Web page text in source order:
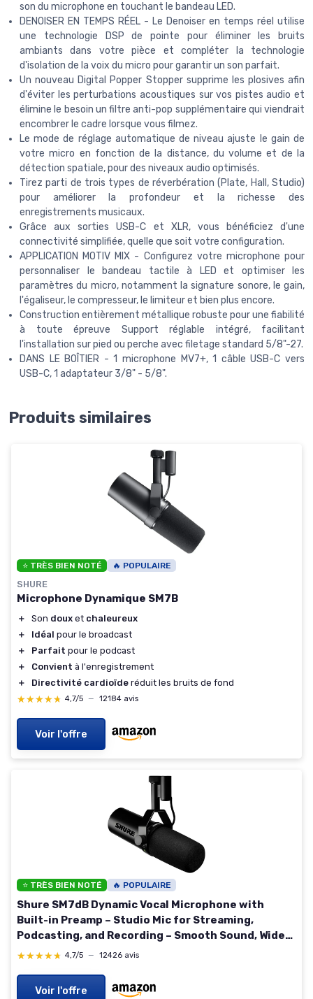
son du microphone en touchant le bandeau LED.
DENOISER EN TEMPS RÉEL - Le Denoiser en temps réel utilise
une technologie DSP de pointe pour éliminer les bruits
ambiants dans votre pièce et compléter la technologie
d'isolation de la voix du micro pour garantir un son parfait.
Un nouveau Digital Popper Stopper supprime les plosives afin
d'éviter les perturbations acoustiques sur vos pistes audio et
élimine le besoin un filtre anti-pop supplémentaire qui viendrait
encombrer le cadre lorsque vous filmez.
Le mode de réglage automatique de niveau ajuste le gain de
votre micro en fonction de la distance, du volume et de la
détection spatiale, pour des niveaux audio optimisés.
Tirez parti de trois types de réverbération (Plate, Hall, Studio)
pour améliorer la profondeur et la richesse des
enregistrements musicaux.
Grâce aux sorties USB-C et XLR, vous bénéficiez d'une
connectivité simplifiée, quelle que soit votre configuration.
APPLICATION MOTIV MIX - Configurez votre microphone pour
personnaliser le bandeau tactile à LED et optimiser les
paramètres du micro, notamment la signature sonore, le gain,
l'égaliseur, le compresseur, le limiteur et bien plus encore.
Construction entièrement métallique robuste pour une fiabilité
à toute épreuve Support réglable intégré, facilitant
l'installation sur pied ou perche avec filetage standard 5/8"-27.
DANS LE BOÎTIER - 1 microphone MV7+, 1 câble USB-C vers
USB-C, 1 adaptateur 3/8" - 5/8".
Produits similaires
⭐ TRÈS BIEN NOTÉ 🔥 POPULAIRE
SHURE
Microphone Dynamique SM7B
＋ Son doux et chaleureux
＋
Idéal pour le broadcast
＋
Parfait pour le podcast
＋
Convient à l'enregistrement
＋
Directivité cardioïde réduit les bruits de fond
★★★★★
★★★★★ 4,7/5 — 12184 avis
Voir l'offre
⭐ TRÈS BIEN NOTÉ 🔥 POPULAIRE
Shure SM7dB Dynamic Vocal Microphone with
Built-in Preamp – Studio Mic for Streaming,
Podcasting, and Recording – Smooth Sound, Wide
Frequency Range, Rugged Build, Windscreen
★★★★★
★★★★★ 4,7/5 — 12426 avis
Voir l'offre